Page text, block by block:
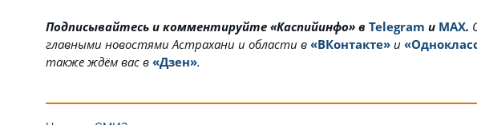
Подписывайтесь и комментируйте «Каспийинфо» в Telegram и MAX.
главными новостями Астрахани и области в «ВКонтакте» и
также ждём вас в «Дзен».